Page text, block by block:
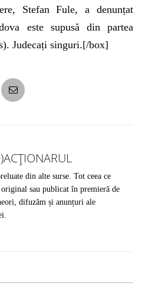
Stefan Fule, a denunțat
este supusă din partea
Judecați singuri.[/box]
din alte surse. Tot ceea ce
original sau publicat în premieră de
difuzăm și anunțuri ale